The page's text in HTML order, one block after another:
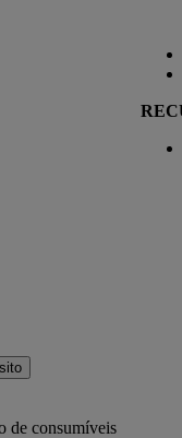
de consumíveis